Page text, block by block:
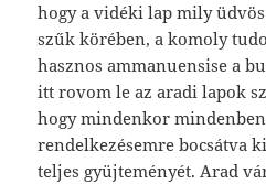
hogy a vidéki lap mily
szűk körében, a komoly
hasznos ammanuensise a
itt rovom le az aradi lapok
hogy mindenkor
rendelkezésemre bocsátva
teljes gyüjteményét. Arad